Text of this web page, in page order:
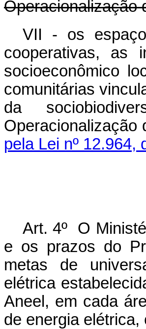
Operacionalização
VII - os
cooperativas, as
socioeconômico
comunitárias
da
Operacionalização
pela Lei nº 12.964,
Art. 4º O
e os prazos do
metas de
elétrica
Aneel, em cada
de energia elétrica,